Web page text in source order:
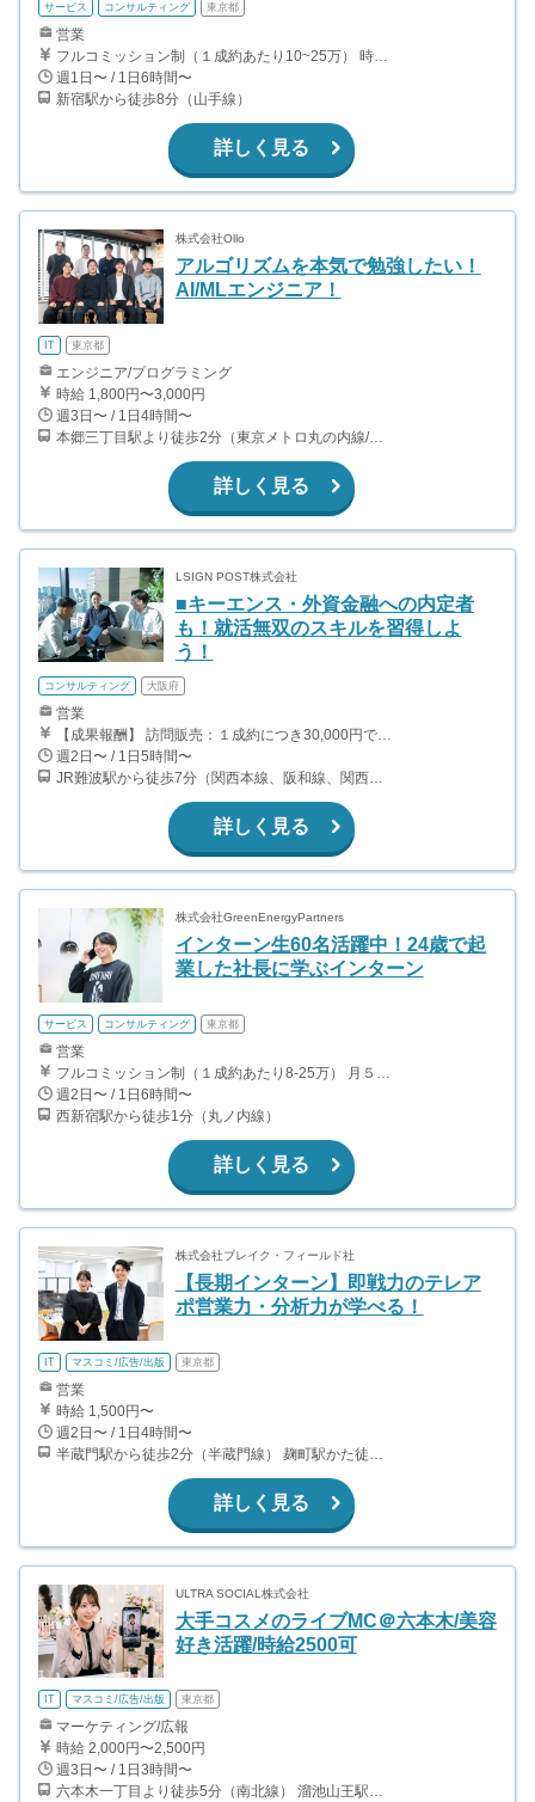
サービス コンサルティング 東京都
営業
フルコミッション制（１成約あたり10~25万） 時給換算で（2000円〜2500円）程度が目安となります。 月100万を稼ぐ学生多数在籍しています。 ■収入例 〇入社1か月目（早稲田大学2年生） 役職：アポインター 月間1契約×10万円＝10万円 ＋交通費 〇入社3か月目（明治大学2年生） 役職：アポインター 月間2契約×13万円＝26万円 ＋交通費 〇入社6か月目（慶應義塾大学3年生） 役職：アポインター 月間5契約×15万円＝75万円 ＋交通費 〇入社15か月目（東京大学3年生） 役職：クローザー 月間3契約×25万=75万円 ＋交通費 交通費支給あり
週1日〜 / 1日6時間〜
新宿駅から徒歩8分（山手線）
詳しく見る
株式会社Ollo
アルゴリズムを本気で勉強したい！
AI/MLエンジニア！
IT 東京都
エンジニア/プログラミング
時給 1,800円〜3,000円
週3日〜 / 1日4時間〜
本郷三丁目駅より徒歩2分（東京メトロ丸の内線/都営地下鉄大江戸線）
詳しく見る
LSIGN POST株式会社
■キーエンス・外資金融への内定者
も！就活無双のスキルを習得しよ
う！
コンサルティング 大阪府
営業
【成果報酬】 訪問販売：１成約につき30,000円です。 例えば、光インターネットの成約であれば、平均的に2.5日で1件の契約が見込めます。（12,000円/1日6時間稼働） ＜月収例＞月に100万以上稼ぐ方もいます！ ・月5件成約：150,000円 ・月15件成約：450,000円 ・月30成約：900,000円➕マネジメントインセンティブ300,000円 合計1,200,000円 時給換算で2,000円程度が、平均的なインターン生の報酬となっています。
週2日〜 / 1日5時間〜
JR難波駅から徒歩7分（関西本線、阪和線、関西空港線） 大阪難波駅から徒歩13分（近鉄奈良線、阪神なんば線） 桜川駅から徒歩4分（大阪メトロ千日前線、阪神なんば線）
詳しく見る
株式会社GreenEnergyPartners
インターン生60名活躍中！24歳で起
業した社長に学ぶインターン
サービス コンサルティング 東京都
営業
フルコミッション制（１成約あたり8-25万） 月５０万以上稼ぐインターン生も多数います！ ■収入例 ○入社１ヶ月目（明治大学2年生） 役職：アポインター 月間１契約×８万円＝８万円 ＋交通費 ○入社３ヶ月目（東京大学２年生） 役職：アポインター（ランク：ブロンズ） 月間３契約×10万円＝30万円 ＋交通費 ○入社６ヶ月目（早稲田大学３年生） 役職：アポインター（ランク：シルバー） 月間５契約×12万円＝60万円 ＋交通費 ○入社15ヶ月目（慶應大学３年生） 役職：クローザー 月間３契約×25万＝75万円 ＋交通費
週2日〜 / 1日6時間〜
西新宿駅から徒歩1分（丸ノ内線）
詳しく見る
株式会社ブレイク・フィールド社
【長期インターン】即戦力のテレア
ポ営業力・分析力が学べる！
IT マスコミ/広告/出版 東京都
営業
時給 1,500円〜
週2日〜 / 1日4時間〜
詳しく見る
ULTRA SOCIAL株式会社
大手コスメのライブMC＠六本木/美容
好き活躍/時給2500可
IT マスコミ/広告/出版 東京都
マーケティング/広報
時給 2,000円〜2,500円
週3日〜 / 1日3時間〜
六本木一丁目より徒歩5分（南北線） 溜池山王駅より徒歩10分（銀座線） 六本木駅より徒歩12分（日比谷線）